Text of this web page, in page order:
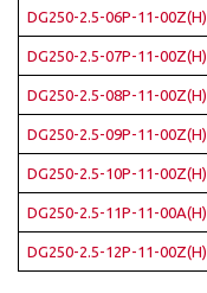
DG250-2.5-06P-11-00Z(H)
DG250-2.5-07P-11-00Z(H)
DG250-2.5-08P-11-00Z(H)
DG250-2.5-09P-11-00Z(H)
DG250-2.5-10P-11-00Z(H)
DG250-2.5-11P-11-00A(H)
DG250-2.5-12P-11-00Z(H)